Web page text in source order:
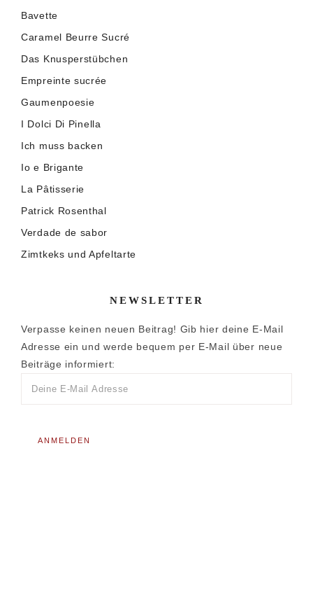
Bavette
Caramel Beurre Sucré
Das Knusperstübchen
Empreinte sucrée
Gaumenpoesie
I Dolci Di Pinella
Ich muss backen
Io e Brigante
La Pâtisserie
Patrick Rosenthal
Verdade de sabor
Zimtkeks und Apfeltarte
NEWSLETTER
Verpasse keinen neuen Beitrag! Gib hier deine E-Mail
Adresse ein und werde bequem per E-Mail über neue
Beiträge informiert: